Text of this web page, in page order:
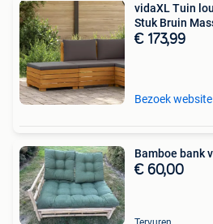
vidaXL Tuin
Stuk Bruin
€ 173,99
Bezoek website
Bamboe bank
€ 60,00